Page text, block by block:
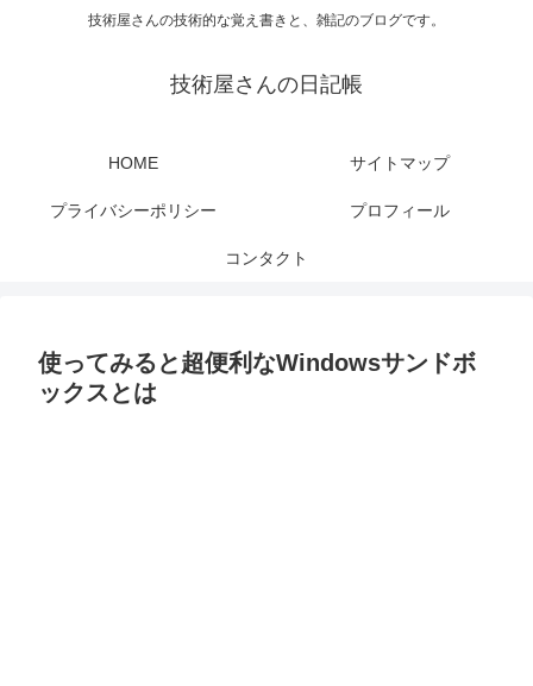
技術屋さんの技術的な覚え書きと、雑記のブログです。
技術屋さんの日記帳
HOME サイトマップ
プライバシーポリシー プロフィール
コンタクト
使ってみると超便利なWindowsサンドボ
ックスとは